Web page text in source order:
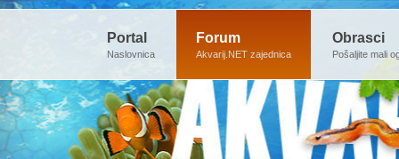
Portal
Naslovnica
Forum
Akvarij.NET zajednica
Obrasci
Pošaljite mali